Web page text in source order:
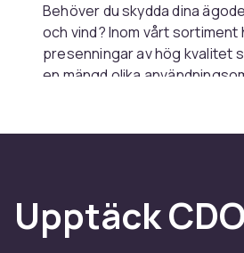
Behöver du skydda dina
och vind? Inom vårt sortiment
presenningar av hög kvalitet
en mängd olika
båtar, eller byggmaterial, har
som erbjuder pålitligt skydd.
förhållanden. De är enkla att
i olika storlekar för att passa
Upptäck